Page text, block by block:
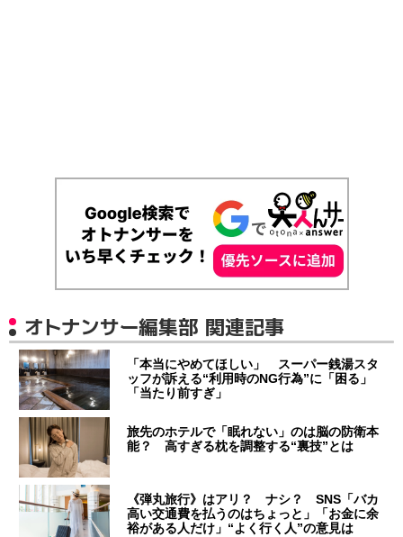
オトナンサー編集部 関連記事
「本当にやめてほしい」 スーパー銭湯スタ
ッフが訴える“利用時のNG行為”に「困る」
「当たり前すぎ」
旅先のホテルで「眠れない」のは脳の防衛本
能？ 高すぎる枕を調整する“裏技”とは
《弾丸旅行》はアリ？ ナシ？ SNS「バカ
高い交通費を払うのはちょっと」「お金に余
裕がある人だけ」“よく行く人”の意見は